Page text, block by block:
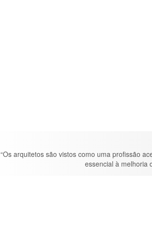
“Os arquitetos são vistos como uma profissão
essencial à melhoria